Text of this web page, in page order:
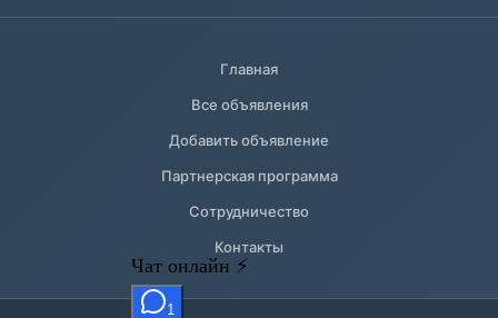
Главная
Все объявления
Добавить объявление
Партнерская программа
Сотрудничество
Контакты